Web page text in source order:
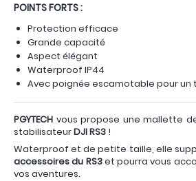
POINTS FORTS :
Protection efficace
Grande capacité
Aspect élégant
Waterproof IP44
Avec poignée escamotable pour
PGYTECH vous propose une mallette
stabilisateurDJI RS3 !
Waterproof et de petite taille, elle
accessoires du RS3et pourra vous
vos aventures.